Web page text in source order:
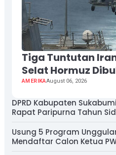
Tiga Tuntutan
Selat Hormuz
AMERIKAAugust 06, 2026
DPRD Kabupaten
Rapat Paripurna Tahun
Usung 5 Program
Mendaftar Calon Ketua